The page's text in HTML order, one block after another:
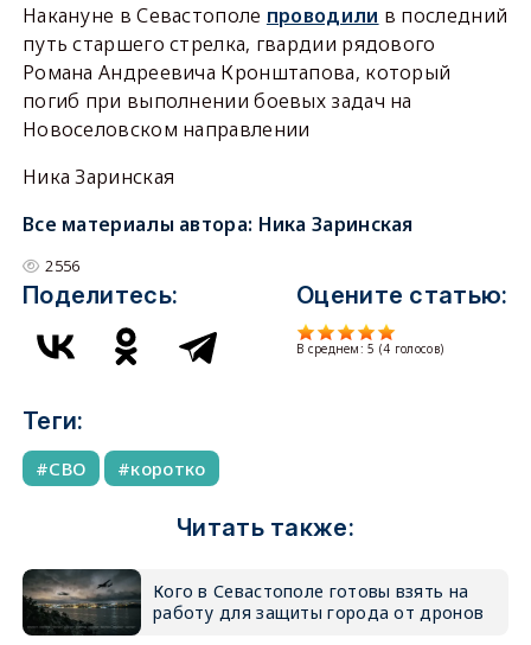
Накануне в Севастополе проводили в последний
путь старшего стрелка, гвардии рядового
Романа Андреевича Кронштапова, который
погиб при выполнении боевых задач на
Новоселовском направлении
Ника Заринская
Все материалы автора: Ника Заринская
2556
Поделитесь: Оцените статью:
В среднем:5 (4 голосов)
Теги:
СВО коротко
Читать также:
Кого в Севастополе готовы взять на
работу для защиты города от дронов